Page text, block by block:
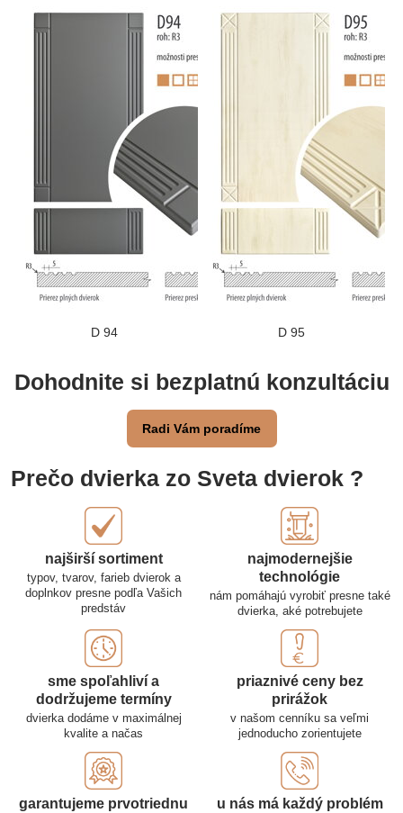
D 94 D 95
Dohodnite si bezplatnú konzultáciu
Radi Vám poradíme
Prečo dvierka zo Sveta dvierok ?
najširší sortiment
typov, tvarov, farieb dvierok a
doplnkov presne podľa Vašich
predstáv
najmodernejšie
technológie
nám pomáhajú vyrobiť presne také
dvierka, aké potrebujete
sme spoľahliví a
dodržujeme termíny
dvierka dodáme v maximálnej
kvalite a načas
priaznivé ceny bez
prirážok
v našom cenníku sa veľmi
jednoducho zorientujete
garantujeme prvotriednu
u nás má každý problém